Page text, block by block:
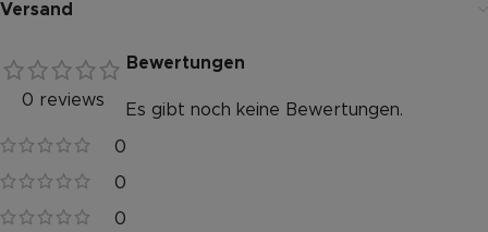
Versand
0 reviews
0
0
0
Bewertungen
Es gibt noch keine Bewertungen.